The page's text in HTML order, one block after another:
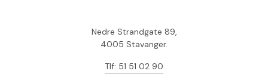
Nedre Strandgate 89,
4005 Stavanger.
Tlf: 51 51 02 90